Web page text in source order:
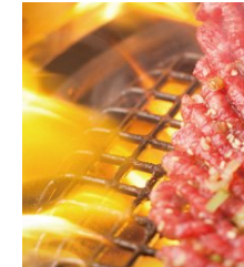
ITの今と未来を見通す
スマホと通信の最新トレンド
進化するPCとデバイスの未来
好きが集まる 比べて選べる
ビジネスと働き方のヒント